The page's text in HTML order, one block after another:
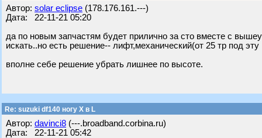
Автор: solar eclipse (178.176.161.---)
Дата: 22-11-21 05:20
да по новым запчастям будет прилично за сто вместе с
искать..но есть решение-- лифт,механический(от 25 тр под
вполне себе решение убрать лишнее по высоте.
Re: suzuki df140 ногу X в L
Автор: davinci8 (---.broadband.corbina.ru)
Дата: 22-11-21 05:42